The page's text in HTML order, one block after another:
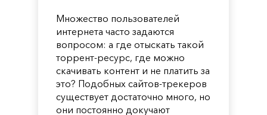
Множество пользователей
интернета часто задаются
вопросом: а где отыскать такой
торрент-ресурс, где можно
скачивать контент и не платить за
это? Подобных сайтов-трекеров
существует достаточно много, но
они постоянно докучают